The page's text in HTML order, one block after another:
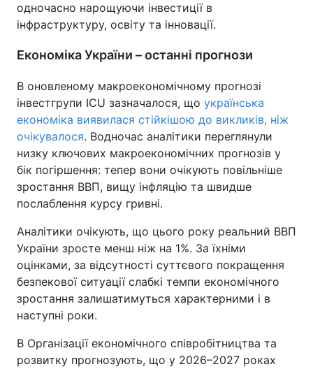
одночасно нарощуючи інвестиції в
інфраструктуру, освіту та інновації.
Економіка України – останні прогнози
В оновленому макроекономічному прогнозі
інвестгрупи ICU зазначалося, що українська
економіка виявилася стійкішою до викликів, ніж
очікувалося. Водночас аналітики переглянули
низку ключових макроекономічних прогнозів у
бік погіршення: тепер вони очікують повільніше
зростання ВВП, вищу інфляцію та швидше
послаблення курсу гривні.
Аналітики очікують, що цього року реальний ВВП
України зросте менш ніж на 1%. За їхніми
оцінками, за відсутності суттєвого покращення
безпекової ситуації слабкі темпи економічного
зростання залишатимуться характерними і в
наступні роки.
В Організації економічного співробітництва та
розвитку прогнозують, що у 2026–2027 роках